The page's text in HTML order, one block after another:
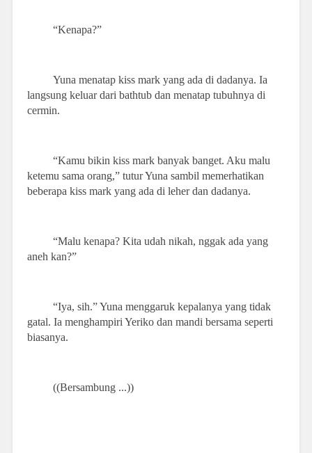
“Kenapa?”
Yuna menatap kiss mark yang ada di dadanya. Ia
langsung keluar dari bathtub dan menatap tubuhnya di
cermin.
“Kamu bikin kiss mark banyak banget. Aku malu
ketemu sama orang,” tutur Yuna sambil memerhatikan
beberapa kiss mark yang ada di leher dan dadanya.
“Malu kenapa? Kita udah nikah, nggak ada yang
aneh kan?”
“Iya, sih.” Yuna menggaruk kepalanya yang tidak
gatal. Ia menghampiri Yeriko dan mandi bersama seperti
biasanya.
((Bersambung ...))